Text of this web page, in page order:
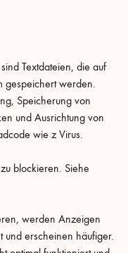
Textdateien, die auf
werden.
Speicherung von
und Ausrichtung von
wie z Virus.
blockieren. Siehe
werden Anzeigen
erscheinen häufiger.